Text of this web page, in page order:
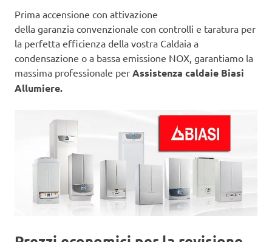
Prima accensione con attivazione
della garanzia convenzionale con controlli e taratura per
la perfetta efficienza della vostra Caldaia a
condensazione o a bassa emissione NOX, garantiamo la
massima professionale per Assistenza caldaie Biasi
Allumiere.